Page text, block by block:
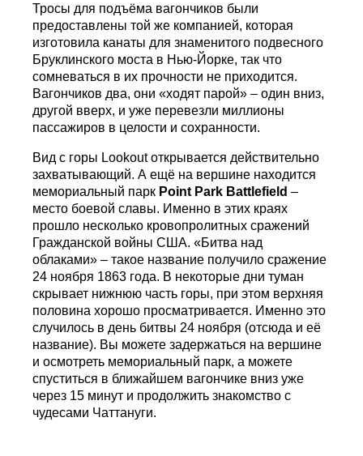
Тросы для подъёма вагончиков были
предоставлены той же компанией, которая
изготовила канаты для знаменитого подвесного
Бруклинского моста в Нью-Йорке, так что
сомневаться в их прочности не приходится.
Вагончиков два, они «ходят парой» – один вниз,
другой вверх, и уже перевезли миллионы
пассажиров в целости и сохранности.
Вид с горы Lookout открывается действительно
захватывающий. А ещё на вершине находится
мемориальный парк Point Park Battlefield –
место боевой славы. Именно в этих краях
прошло несколько кровопролитных сражений
Гражданской войны США. «Битва над
облаками» – такое название получило сражение
24 ноября 1863 года. В некоторые дни туман
скрывает нижнюю часть горы, при этом верхняя
половина хорошо просматривается. Именно это
случилось в день битвы 24 ноября (отсюда и её
название). Вы можете задержаться на вершине
и осмотреть мемориальный парк, а можете
спуститься в ближайшем вагончике вниз уже
через 15 минут и продолжить знакомство с
чудесами Чаттануги.